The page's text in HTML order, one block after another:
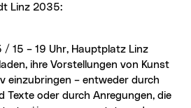
Linz 2035:
/ 15 – 19 Uhr, Hauptplatz Linz
ihre Vorstellungen von Kunst
einzubringen – entweder durch
Texte oder durch Anregungen, die